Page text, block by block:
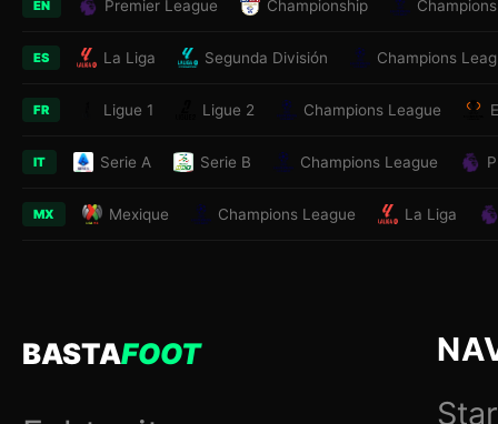
EN Premier League Championship
ES La Liga Segunda División Champions
FR Ligue 1 Ligue 2 Champions League
IT Serie A Serie B Champions League
MX Mexique Champions League La Liga
BASTAFOOT